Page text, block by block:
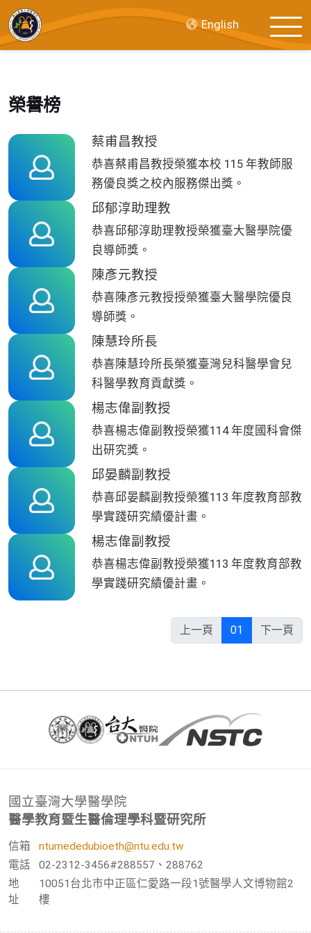
English
榮譽榜
蔡甫昌教授
恭喜蔡甫昌教授榮獲本校 115 年教師服
務優良獎之校內服務傑出獎。
邱郁淳助理教
恭喜邱郁淳助理教授榮獲臺大醫學院優
良導師獎。
陳彥元教授
恭喜陳彥元教授授榮獲臺大醫學院優良
導師獎。
陳慧玲所長
恭喜陳慧玲所長榮獲臺灣兒科醫學會兒
科醫學教育貢獻獎。
楊志偉副教授
恭喜楊志偉副教授榮獲114 年度國科會傑
出研究獎。
邱晏麟副教授
恭喜邱晏麟副教授榮獲113 年度教育部教
學實踐研究績優計畫。
楊志偉副教授
恭喜楊志偉副教授榮獲113 年度教育部教
學實踐研究績優計畫。
上一頁 01 下一頁
國立臺灣大學醫學院
醫學教育暨生醫倫理學科暨研究所
信箱
ntumededubioeth@ntu.edu.tw
電話
02-2312-3456#288557、288762
地
址
10051台北市中正區仁愛路一段1號醫學人文博物館2
樓